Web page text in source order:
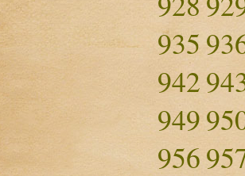
935
942
949
956